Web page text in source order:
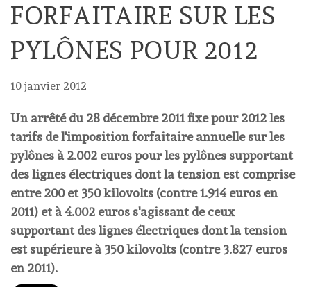
FORFAITAIRE SUR LES
PYLÔNES POUR 2012
10 janvier 2012
Un arrêté du 28 décembre 2011 fixe pour 2012 les
tarifs de l'imposition forfaitaire annuelle sur les
pylônes à 2.002 euros pour les pylônes supportant
des lignes électriques dont la tension est comprise
entre 200 et 350 kilovolts (contre 1.914 euros en
2011) et à 4.002 euros s'agissant de ceux
supportant des lignes électriques dont la tension
est supérieure à 350 kilovolts (contre 3.827 euros
en 2011).